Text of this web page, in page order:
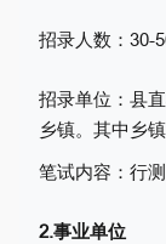
招录人数：30-
招录单位： 县
乡镇。其中乡
笔试内容：行
2.事业单位